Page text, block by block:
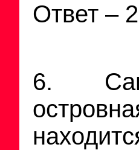
Ответ –
6.